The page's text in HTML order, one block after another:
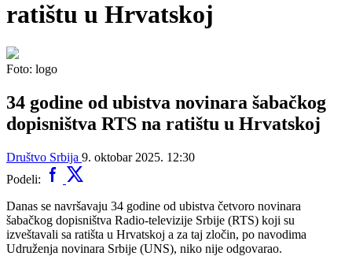
ratištu u Hrvatskoj
Foto: logo
34 godine od ubistva novinara šabačkog
dopisništva RTS na ratištu u Hrvatskoj
Društvo Srbija 9. oktobar 2025. 12:30
Podeli:
Danas se navršavaju 34 godine od ubistva četvoro novinara
šabačkog dopisništva Radio-televizije Srbije (RTS) koji su
izveštavali sa ratišta u Hrvatskoj a za taj zločin, po navodima
Udruženja novinara Srbije (UNS), niko nije odgovarao.